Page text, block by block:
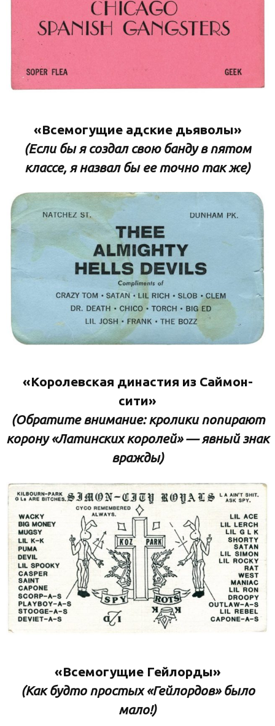
«Всемогущие адские дьяволы»
(Если бы я создал свою банду в пятом
классе, я назвал бы ее точно так же)
«Королевская династия из Саймон-
сити»
(Обратите внимание: кролики попирают
корону «Латинских королей» — явный знак
вражды)
«Всемогущие Гейлорды»
(Как будто простых «Гейлордов» было
мало!)